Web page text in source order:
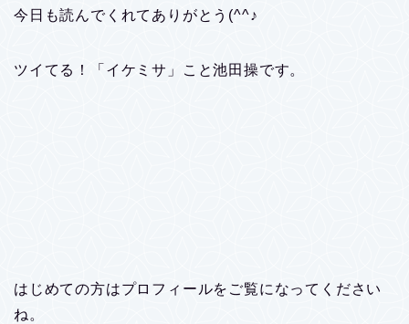
今日も読んでくれてありがとう(^^♪
ツイてる！「イケミサ」こと池田操です。
はじめての方はプロフィールをご覧になってください
ね。